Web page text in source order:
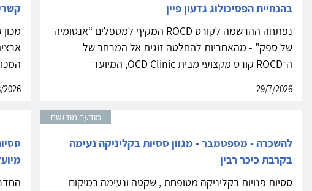
בהנחיית הפסיכולוג גדעון פיין
נפתחה ההרשמה לקורס ROCD המקיף למטפלים “אנטומיה
של ספק” - מהאחריות להחלטה זוגית אל המרחב של
ה־ROCD קורס מקצועי מבית OCD Clinic, המיועד
29/7/2026
2026
מודעה מודגשת
להשכרה - מספטמבר - מגוון ססיות בקליניקה נעימה
בקרבת כיכר רבין
ססיות פנויות בקליניקה מטופחת , שקטה ונעימה במיקום